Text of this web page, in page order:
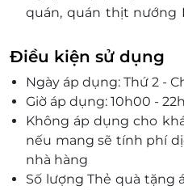
quán, quán thịt nướng
Điều kiện sử dụng
Ngày áp dụng: Thứ 2 -
Giờ áp dụng: 10h00 -
Không áp dụng cho
nếu mang sẽ tính phí
nhà hàng
Số lượng Thẻ quà tặng